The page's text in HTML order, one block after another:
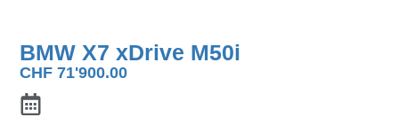
BMW X7 xDrive M50i
CHF 71'900.00